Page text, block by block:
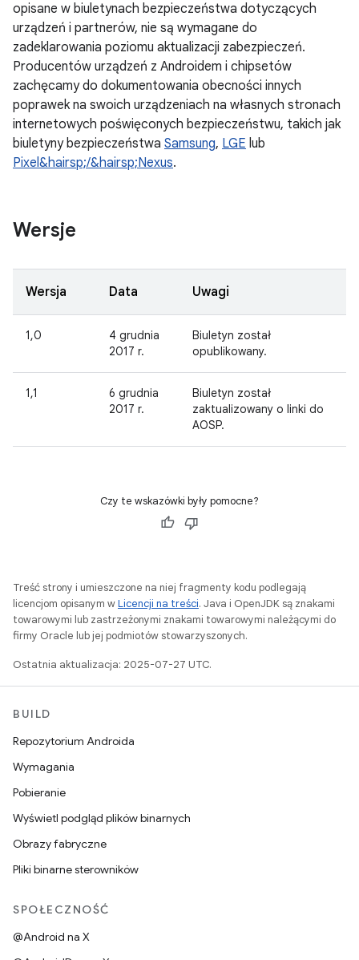
opisane w biuletynach bezpieczeństwa dotyczących
urządzeń i partnerów, nie są wymagane do
zadeklarowania poziomu aktualizacji zabezpieczeń.
Producentów urządzeń z Androidem i chipsetów
zachęcamy do dokumentowania obecności innych
poprawek na swoich urządzeniach na własnych stronach
internetowych poświęconych bezpieczeństwu, takich jak
biuletyny bezpieczeństwa Samsung, LGE lub
Pixel&hairsp;/&hairsp;Nexus.
Wersje
Wersja Data Uwagi
1,0
4 grudnia
2017 r.
Biuletyn został
opublikowany.
1,1
6 grudnia
2017 r.
Biuletyn został
zaktualizowany o linki do
AOSP.
Czy te wskazówki były pomocne?
Treść strony i umieszczone na niej fragmenty kodu podlegają
licencjom opisanym wLicencji na treści. Java i OpenJDK są znakami
towarowymi lub zastrzeżonymi znakami towarowymi należącymi do
firmy Oracle lub jej podmiotów stowarzyszonych.
Ostatnia aktualizacja: 2025-07-27 UTC.
BUILD
Repozytorium Androida
Wymagania
Pobieranie
Wyświetl podgląd plików binarnych
Obrazy fabryczne
Pliki binarne sterowników
SPOŁECZNOŚĆ
@Android na X